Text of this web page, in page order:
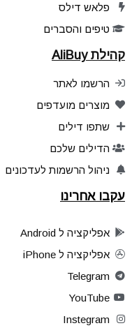
פלאש דילס
טיפים והסברים
קהילת AliBuy
הרשמו לאתר
מוצרים מועדפים
שתפו דילים
הדילים שלכם
ניהול הרשמות לעדכונים
עקבו אחרינו
אפליקציה ל Android
אפליקציה ל iPhone
Telegram
YouTube
Instegram